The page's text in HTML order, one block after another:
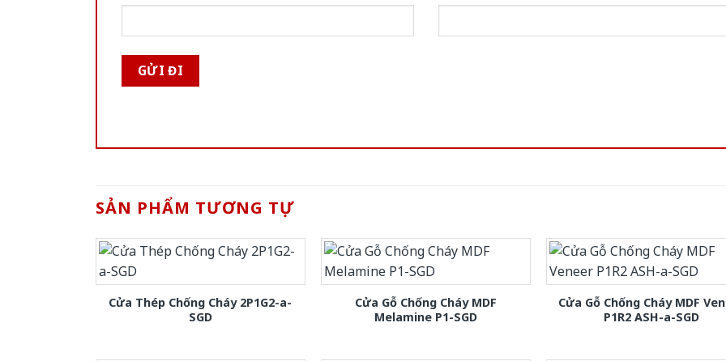
SẢN PHẨM TƯƠNG TỰ
Cửa Thép Chống Cháy 2P1G2-a-
SGD
Cửa Gỗ Chống Cháy MDF
Melamine P1-SGD
Cửa Gỗ Chống Cháy MDF
P1R2 ASH-a-SGD